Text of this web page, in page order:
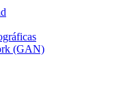
(GAN)